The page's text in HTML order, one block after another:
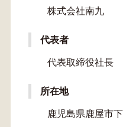
株式会社南九
代表者
代表取締役社
所在地
鹿児島県鹿屋市